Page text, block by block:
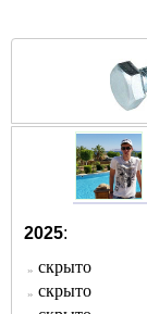
2025:
» скрыто
» скрыто